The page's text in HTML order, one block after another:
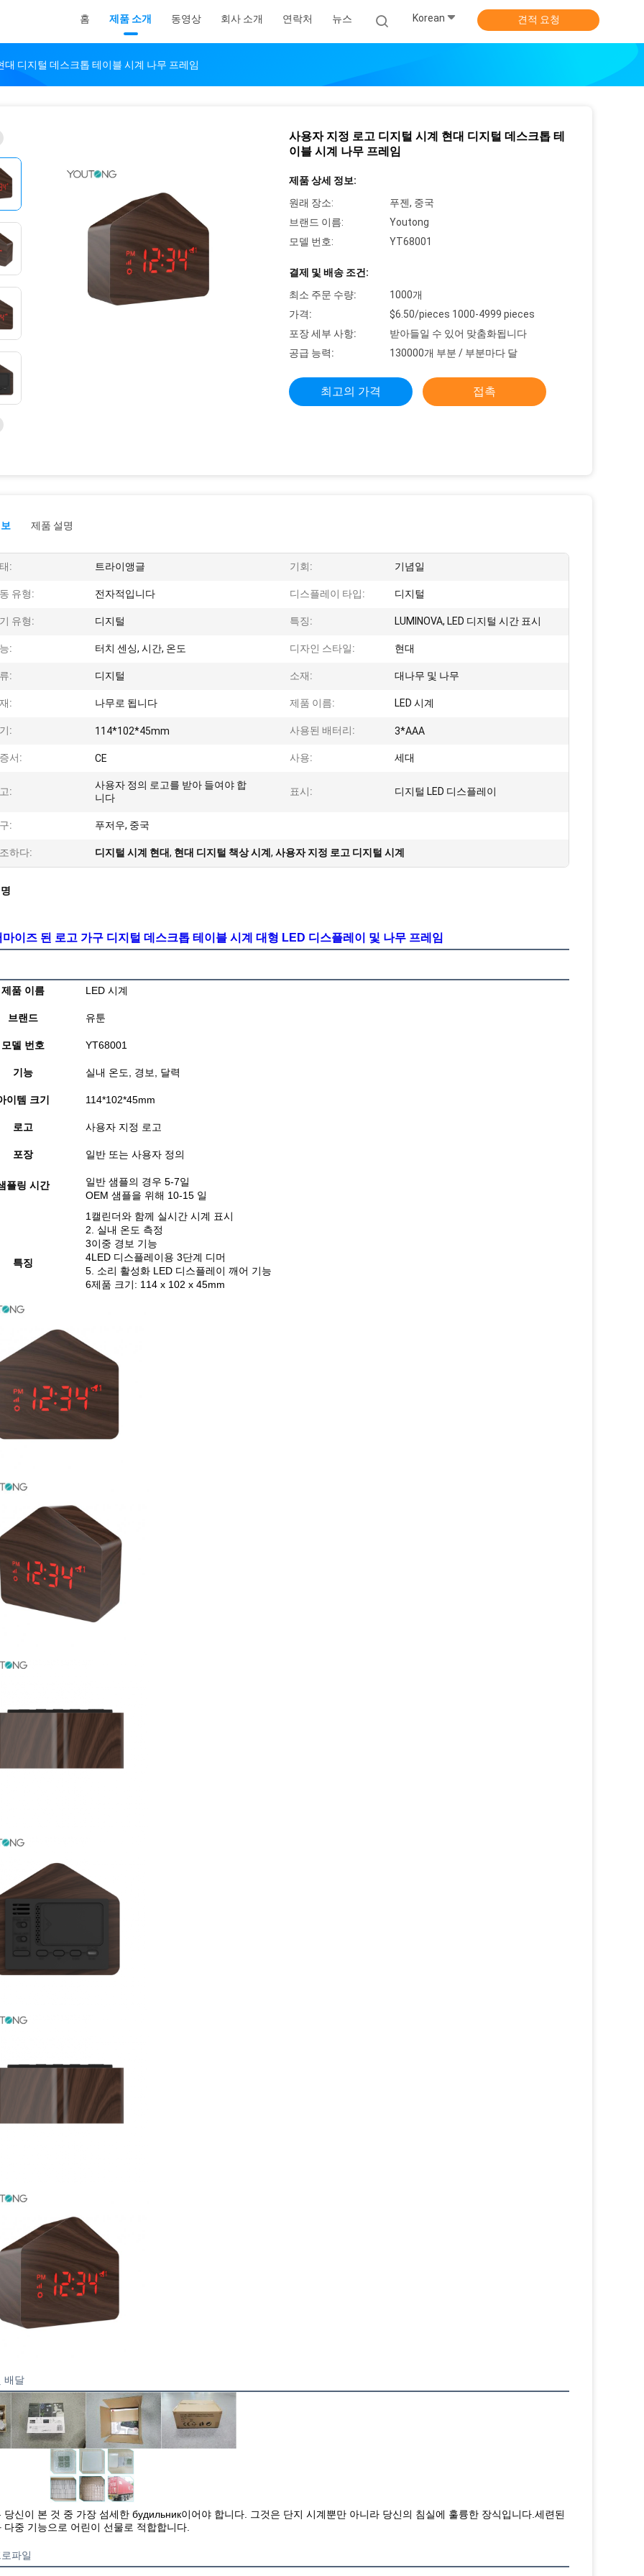
홈 제품 소개 동영상 회사 소개 연락처 뉴스 Korean 견적 요청
디지털 데스크톱 테이블 시계 나무 프레임
사용자 지정 로고 디지털 시계 현대 디지털 데스크톱 테
이블 시계 나무 프레임
제품 상세 정보:
원래 장소:
푸젠, 중국
브랜드 이름:
Youtong
모델 번호:
YT68001
결제 및 배송 조건:
최소 주문 수량:
1000개
가격:
$6.50/pieces 1000-4999 pieces
포장 세부 사항:
받아들일 수 있어 맞춤화됩니다
공급 능력:
130000개 부분 / 부분마다 달
최고의 가격 접촉
제품 설명
: 트라이앵글 기회: 기념일
유형: 전자적입니다 디스플레이 타입: 디지털
유형: 디지털 특징: LUMINOVA, LED 디지털 시간 표시
: 터치 센싱, 시간, 온도 디자인 스타일: 현대
: 디지털 소재: 대나무 및 나무
: 나무로 됩니다 제품 이름: LED 시계
: 114*102*45mm 사용된 배터리: 3*AAA
서: CE 사용: 세대
:
사용자 정의 로고를 받아 들여야 합
니다
표시: 디지털 LED 디스플레이
: 푸저우, 중국
하다: 디지털 시계 현대, 현대 디지털 책상 시계 , 사용자 지정 로고 디지털 시계
이즈 된 로고 가구 디지털 데스크톱 테이블 시계 대형 LED 디스플레이 및 나무 프레임
제품 이름 LED 시계
브랜드 유툰
모델 번호 YT68001
기능 실내 온도, 경보, 달력
이템 크기 114*102*45mm
로고 사용자 지정 로고
포장 일반 또는 사용자 정의
플링 시간
일반 샘플의 경우 5-7일
OEM 샘플을 위해 10-15 일
특징
1캘린더와 함께 실시간 시계 표시
2. 실내 온도 측정
3이중 경보 기능
4LED 디스플레이용 3단계 디머
5. 소리 활성화 LED 디스플레이 깨어 기능
6제품 크기: 114 x 102 x 45mm
배달
당신이 본 것 중 가장 섬세한 будильник이어야 합니다. 그것은 단지 시계뿐만 아니라 당신의 침실에 훌륭한 장식입니다.세련된
다중 기능으로 어린이 선물로 적합합니다.
파일